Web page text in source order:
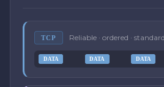
TCP Reliable · ordered · standard
DATA
DATA
DATA